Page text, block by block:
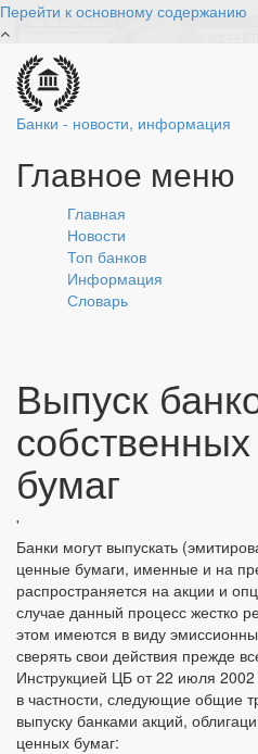
Перейти к основному содержанию
Банки - новости, информация
Главное меню
Главная
Новости
Топ банков
Информация
Словарь
Выпуск
бумаг
'
Банки могут выпускать
ценные бумаги, именные и на
распространяется на акции и
случае данный процесс жестко
этом имеются в виду
сверять свои действия прежде
Инструкцией ЦБ от 22 июля
в частности, следующие общие
выпуску банками акций,
ценных бумаг: